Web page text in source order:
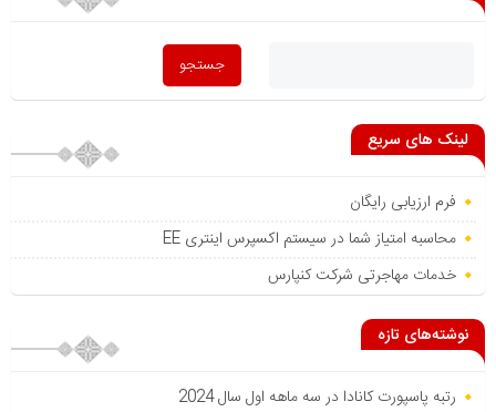
لینک های سریع
فرم ارزیابی رایگان
محاسبه امتیاز شما در سیستم اکسپرس اینتری EE
خدمات مهاجرتی شرکت کنپارس
نوشته‌های تازه
رتبه پاسپورت کانادا در سه ماهه اول سال 2024